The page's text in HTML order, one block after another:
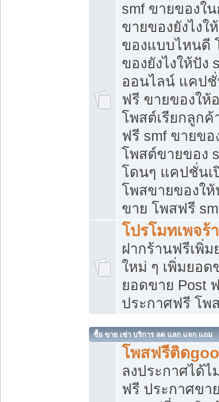
smf ขายของใ
ขายของยังไง
ของแบบไหนดี
ของยังไงให้ปั
ออนไลน์ แคป
ฟรี ขายของให้
โพสต์เรียกลูกค้
ฟรี smf ขายขอ
โพสต์ขายของ
โดนๆ แคปชั่นเ
โพสขายของใ
ขาย โพสฟรี
โปรโมทเพจร้
ฝากร้านฟรีเพิ่
ใหม่ ๆ เพิ่มยอด
ยอดขาย Post
ประกาศฟรี โพ
ซื้อ ขาย เช่า บริการ ลด แลก แจก แถม
โพสฟรีติด
ลงประกาศได้
ฟรี ประกาศข